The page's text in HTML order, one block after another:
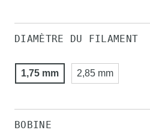
DIAMÈTRE DU FILAMENT
1,75 mm 2,85 mm
BOBINE